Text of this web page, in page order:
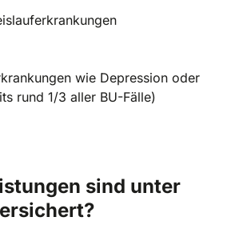
wie Depression oder
rund 1/3 aller BU-Fälle)
sind unter